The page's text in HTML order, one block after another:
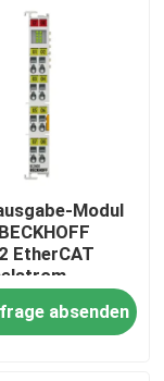
Modul
EtherCAT
absenden